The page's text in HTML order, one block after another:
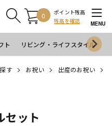
0
ポイント残高
残高を確認
MENU
ト リビング・ライフスタイル
す お祝い
出産のお祝い
セット